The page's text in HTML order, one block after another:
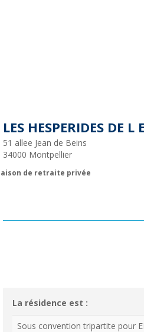
LES HESPERIDES DE L
51 allee Jean de Beins
34000 Montpellier
de retraite privée
La résidence est :
Sous convention tripartite pour